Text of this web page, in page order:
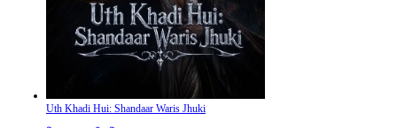
Uth Khadi Hui: Shandaar Waris Jhuki